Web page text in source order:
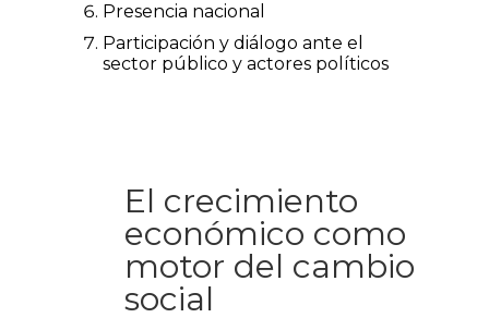
Presencia nacional
Participación y diálogo ante el
sector público y actores políticos
El crecimiento
económico como
motor del cambio
social